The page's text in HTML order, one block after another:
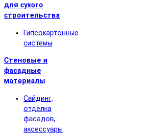
для сухого
строительства
Гипсокартонные
системы
Стеновые и
фасадные
материалы
Сайдинг,
отделка
фасадов,
аксессуары